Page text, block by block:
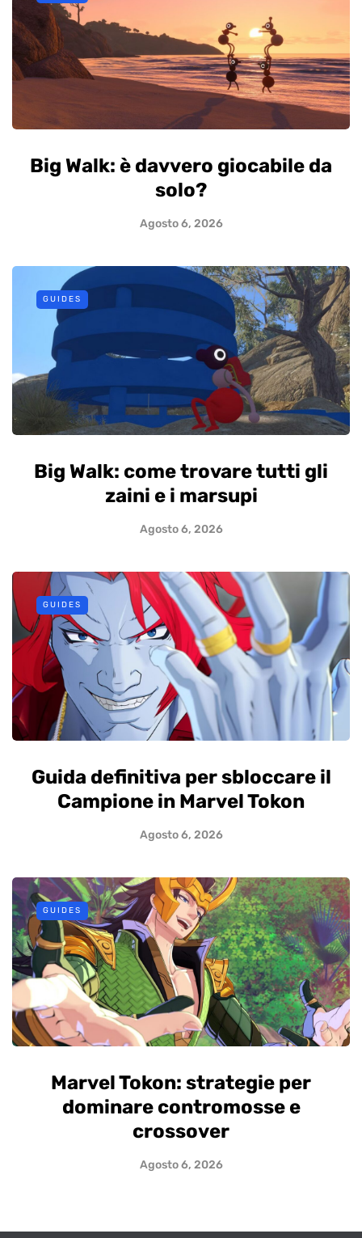
Big Walk: è davvero giocabile da
solo?
Agosto 6, 2026
GUIDES
Big Walk: come trovare tutti gli
zaini e i marsupi
Agosto 6, 2026
GUIDES
Guida definitiva per sbloccare il
Campione in Marvel Tokon
Agosto 6, 2026
GUIDES
Marvel Tokon: strategie per
dominare contromosse e
crossover
Agosto 6, 2026